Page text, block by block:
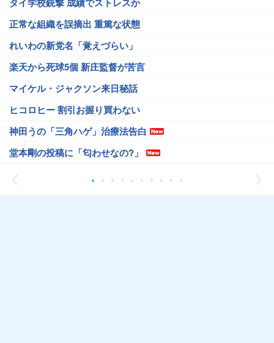
正常な組織を誤摘出 重篤な状態
れいわの新党名「覚えづらい」
楽天から死球5個 新庄監督が苦言
マイケル・ジャクソン来日秘話
ヒコロヒー 割引お握り買わない
神田うの「三角ハゲ」治療法告白
堂本剛の投稿に「匂わせなの?」